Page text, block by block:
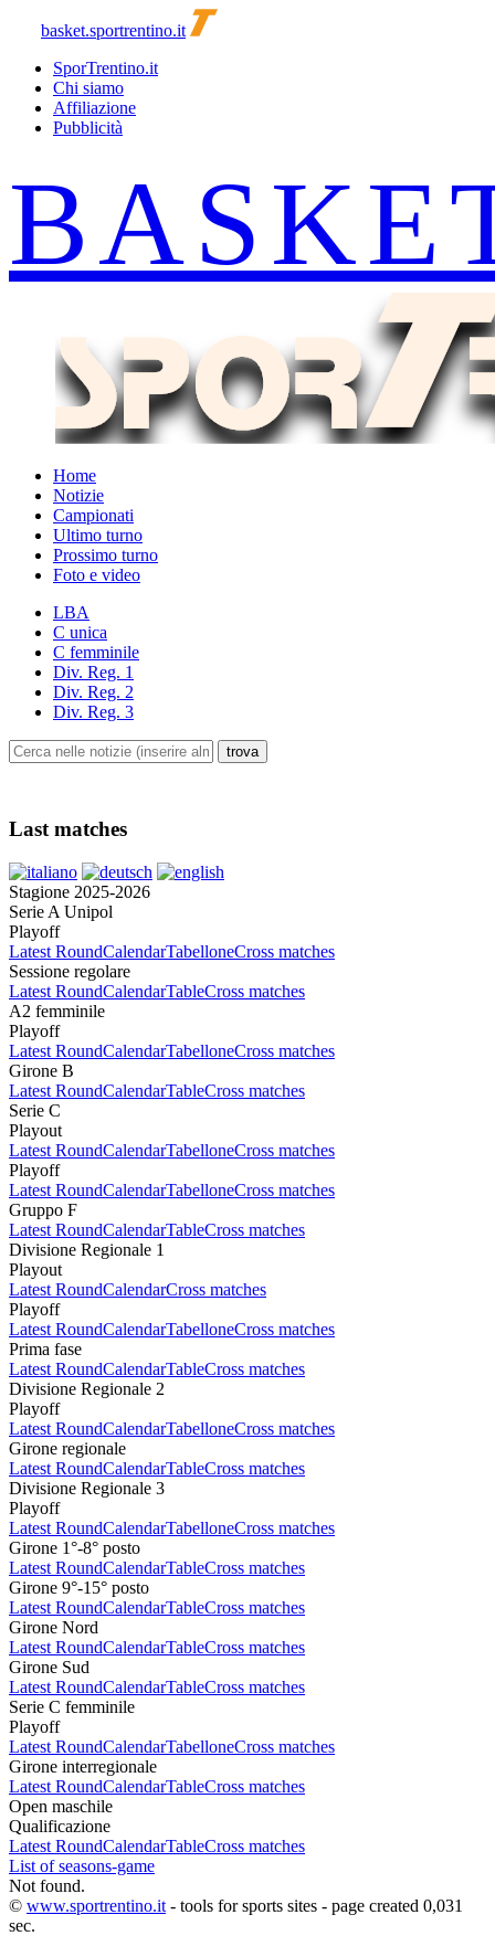
basket.sportrentino.it
SporTrentino.it
Chi siamo
Affiliazione
Pubblicità
Home
Notizie
Campionati
Ultimo turno
Prossimo turno
Foto e video
LBA
C unica
C femminile
Div. Reg. 1
Div. Reg. 2
Div. Reg. 3
Last matches
Stagione 2025-2026
Serie A Unipol
Playoff
Latest RoundCalendarTabelloneCross matches
Sessione regolare
Latest RoundCalendarTableCross matches
A2 femminile
Playoff
Latest RoundCalendarTabelloneCross matches
Girone B
Latest RoundCalendarTableCross matches
Serie C
Playout
Latest RoundCalendarTabelloneCross matches
Playoff
Latest RoundCalendarTabelloneCross matches
Gruppo F
Latest RoundCalendarTableCross matches
Divisione Regionale 1
Playout
Latest RoundCalendarCross matches
Playoff
Latest RoundCalendarTabelloneCross matches
Prima fase
Latest RoundCalendarTableCross matches
Divisione Regionale 2
Playoff
Latest RoundCalendarTabelloneCross matches
Girone regionale
Latest RoundCalendarTableCross matches
Divisione Regionale 3
Playoff
Latest RoundCalendarTabelloneCross matches
Girone 1°-8° posto
Latest RoundCalendarTableCross matches
Girone 9°-15° posto
Latest RoundCalendarTableCross matches
Girone Nord
Latest RoundCalendarTableCross matches
Girone Sud
Latest RoundCalendarTableCross matches
Serie C femminile
Playoff
Latest RoundCalendarTabelloneCross matches
Girone interregionale
Latest RoundCalendarTableCross matches
Open maschile
Qualificazione
Latest RoundCalendarTableCross matches
List of seasons-game
Not found.
© www.sportrentino.it - tools for sports sites - page created 0,031
sec.